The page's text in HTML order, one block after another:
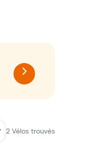
2 Vélos trouvés